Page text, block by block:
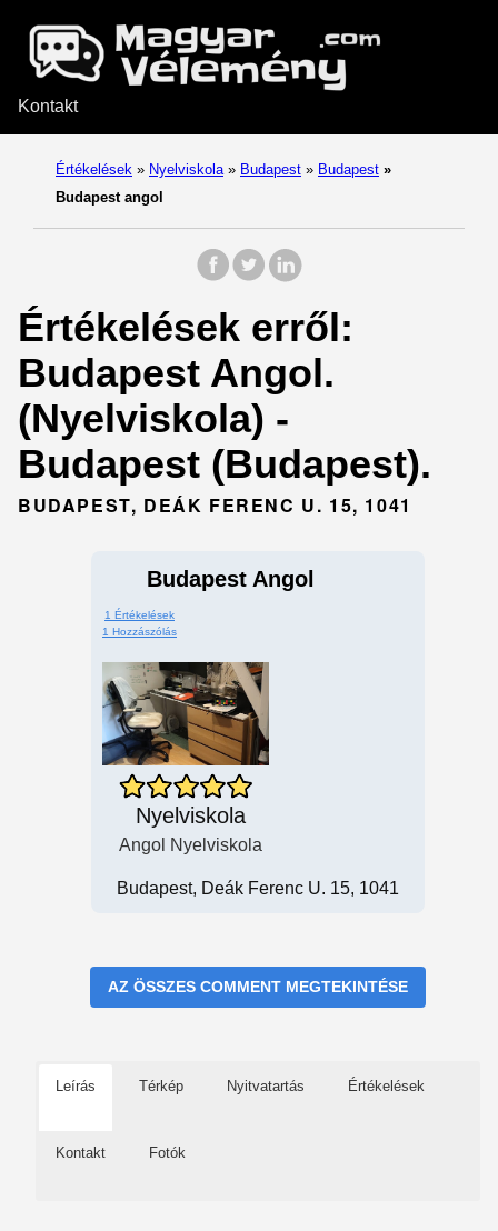
Kontakt
Értékelések » Nyelviskola » Budapest » Budapest »
Budapest angol
Értékelések erről:
Budapest Angol.
(Nyelviskola) -
Budapest (Budapest).
BUDAPEST, DEÁK FERENC U. 15, 1041
Budapest Angol
1 Értékelések
1 Hozzászólás
Nyelviskola
Angol Nyelviskola
Budapest, Deák Ferenc U. 15, 1041
AZ ÖSSZES COMMENT MEGTEKINTÉSE
Leírás Térkép Nyitvatartás Értékelések
Kontakt Fotók